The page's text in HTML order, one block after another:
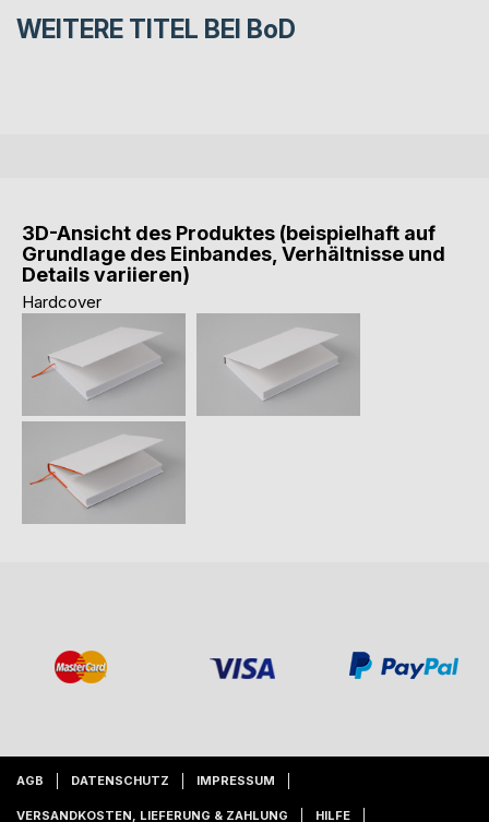
WEITERE TITEL BEI BoD
3D-Ansicht des Produktes (beispielhaft auf
Grundlage des Einbandes, Verhältnisse und
Details variieren)
Hardcover
AGB DATENSCHUTZ IMPRESSUM
VERSANDKOSTEN, LIEFERUNG & ZAHLUNG HILFE